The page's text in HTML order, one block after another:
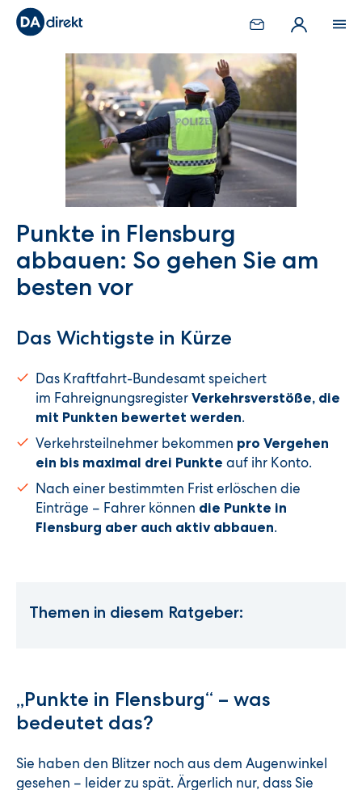
Punkte in Flensburg
abbauen: So gehen Sie am
besten vor
Das Wichtigste in Kürze
Das Kraftfahrt-Bundesamt speichert
im Fahreignungsregister Verkehrsverstöße, die
mit Punkten bewertet werden.
Verkehrsteilnehmer bekommen pro Vergehen
ein bis maximal drei Punkte auf ihr Konto.
Nach einer bestimmten Frist erlöschen die
Einträge – Fahrer können die Punkte in
Flensburg aber auch aktiv abbauen.
Themen in diesem Ratgeber:
„Punkte in Flensburg“ – was
bedeutet das?
Sie haben den Blitzer noch aus dem Augenwinkel
gesehen – leider zu spät. Ärgerlich nur, dass Sie